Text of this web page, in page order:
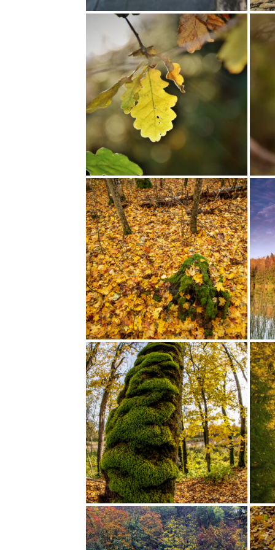
PUUOKSAD TERVITAVAD OJA VALGUSE
HÄÄLI: 6
SOOJA SÜGISPÄEVA NÄGU VAHER
HÄÄLI: 4
SÜGIS MUKRI RABAS UDUNE
HÄÄLI: 44
SÜGISENE TOOMEMÄGI SUVINE SÜGIS
HÄÄLI: 4